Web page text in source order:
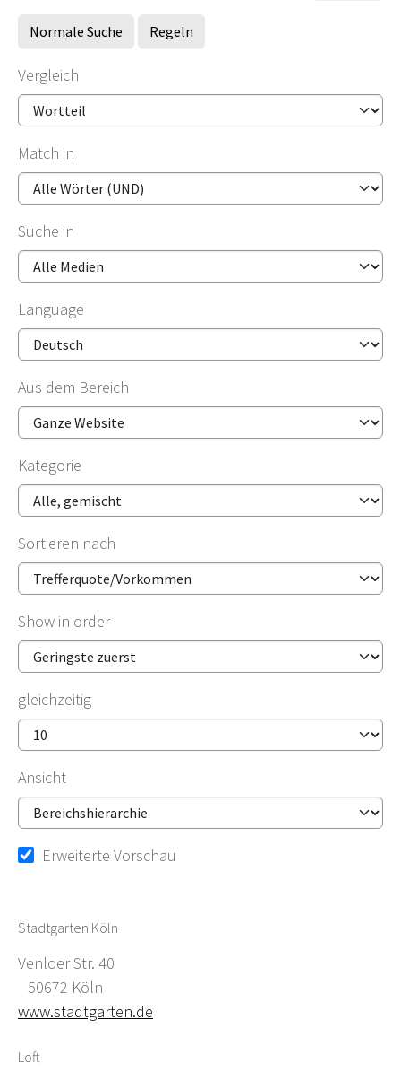
Normale Suche Regeln
Vergleich
Match in
Suche in
Language
Aus dem Bereich
Kategorie
Sortieren nach
Show in order
gleichzeitig
Ansicht
Erweiterte Vorschau
Stadtgarten Köln
Venloer Str. 40
50672 Köln
www.stadtgarten.de
Loft